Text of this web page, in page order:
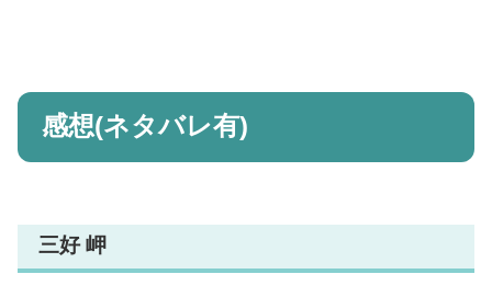
感想(ネタバレ有)
三好 岬